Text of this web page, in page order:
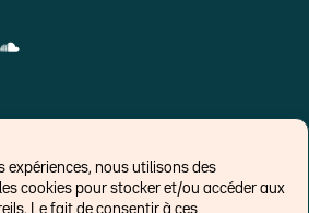
expériences, nous utilisons des
cookies pour stocker et/ou accéder aux
Le fait de consentir à ces
LIENS EXTERNES
pour Forbes